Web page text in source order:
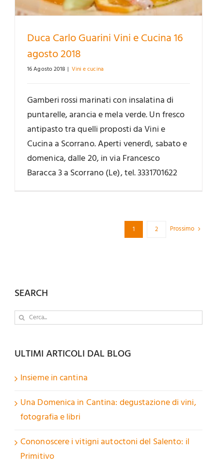
Duca Carlo Guarini Vini e Cucina 16
agosto 2018
16 Agosto 2018 | Vini e cucina
Gamberi rossi marinati con insalatina di
puntarelle, arancia e mela verde. Un fresco
antipasto tra quelli proposti da Vini e
Cucina a Scorrano. Aperti venerdì, sabato e
domenica, dalle 20, in via Francesco
Baracca 3 a Scorrano (Le), tel. 3331701622
1 2 Prossimo
SEARCH
Cerca
ULTIMI ARTICOLI DAL BLOG
Insieme in cantina
Una Domenica in Cantina: degustazione di vini,
fotografia e libri
Cononoscere i vitigni autoctoni del Salento: il
Primitivo